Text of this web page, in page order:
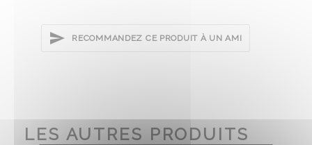
RECOMMANDEZ CE PRODUIT À UN AMI
LES AUTRES PRODUITS